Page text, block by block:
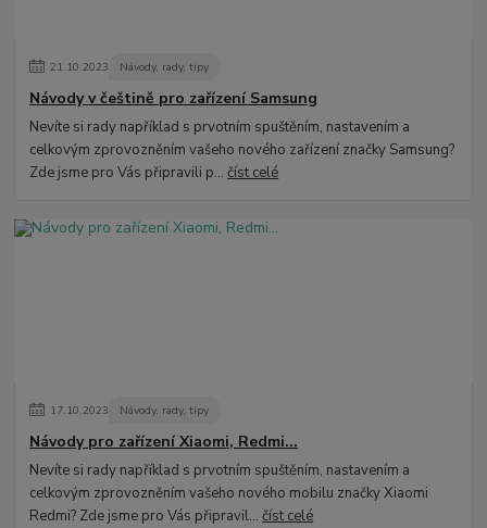
21.10.2023 Návody, rady, tipy
Návody v češtině pro zařízení Samsung
Nevíte si rady například s prvotním spuštěním, nastavením a
celkovým zprovozněním vašeho nového zařízení značky Samsung?
Zde jsme pro Vás připravili p...číst celé
17.10.2023 Návody, rady, tipy
Návody pro zařízení Xiaomi, Redmi...
Nevíte si rady například s prvotním spuštěním, nastavením a
celkovým zprovozněním vašeho nového mobilu značky Xiaomi
Redmi? Zde jsme pro Vás připravil...číst celé